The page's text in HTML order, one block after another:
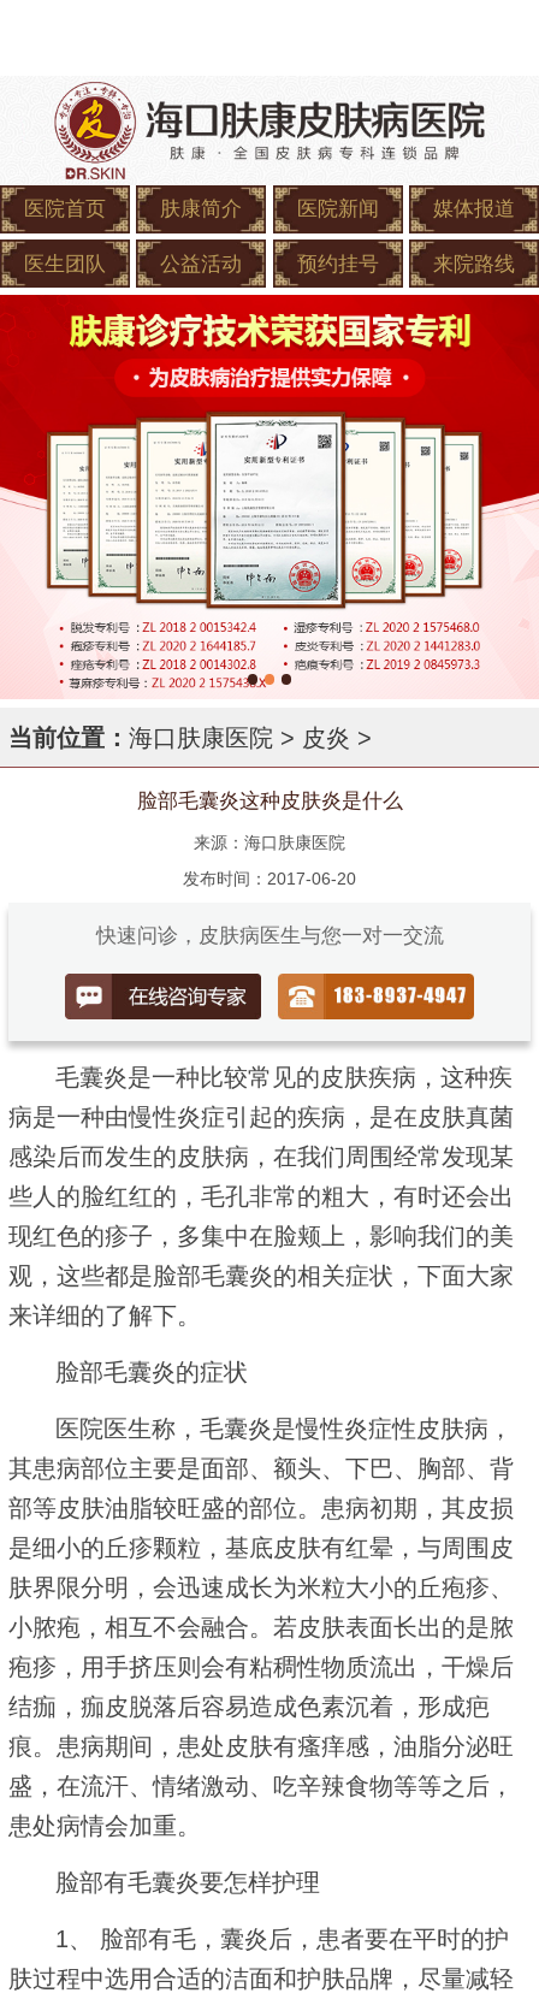
医院首页 肤康简介 医院新闻 媒体报道
医生团队 公益活动 预约挂号 来院路线
当前位置： 海口肤康医院 > 皮炎 >
脸部毛囊炎这种皮肤炎是什么
来源：海口肤康医院
发布时间：2017-06-20
快速问诊，皮肤病医生与您一对一交流
毛囊炎是一种比较常见的皮肤疾病，这种疾
病是一种由慢性炎症引起的疾病，是在皮肤真菌
感染后而发生的皮肤病，在我们周围经常发现某
些人的脸红红的，毛孔非常的粗大，有时还会出
现红色的疹子，多集中在脸颊上，影响我们的美
观，这些都是脸部毛囊炎的相关症状，下面大家
来详细的了解下。
脸部毛囊炎的症状
医院医生称，毛囊炎是慢性炎症性皮肤病，
其患病部位主要是面部、额头、下巴、胸部、背
部等皮肤油脂较旺盛的部位。患病初期，其皮损
是细小的丘疹颗粒，基底皮肤有红晕，与周围皮
肤界限分明，会迅速成长为米粒大小的丘疱疹、
小脓疱，相互不会融合。若皮肤表面长出的是脓
疱疹，用手挤压则会有粘稠性物质流出，干燥后
结痂，痂皮脱落后容易造成色素沉着，形成疤
痕。患病期间，患处皮肤有瘙痒感，油脂分泌旺
盛，在流汗、情绪激动、吃辛辣食物等等之后，
患处病情会加重。
脸部有毛囊炎要怎样护理
1、 脸部有毛，囊炎后，患者要在平时的护
肤过程中选用合适的洁面和护肤品牌，尽量减轻